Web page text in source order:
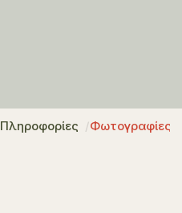
Πληροφορίες Φωτογραφίες